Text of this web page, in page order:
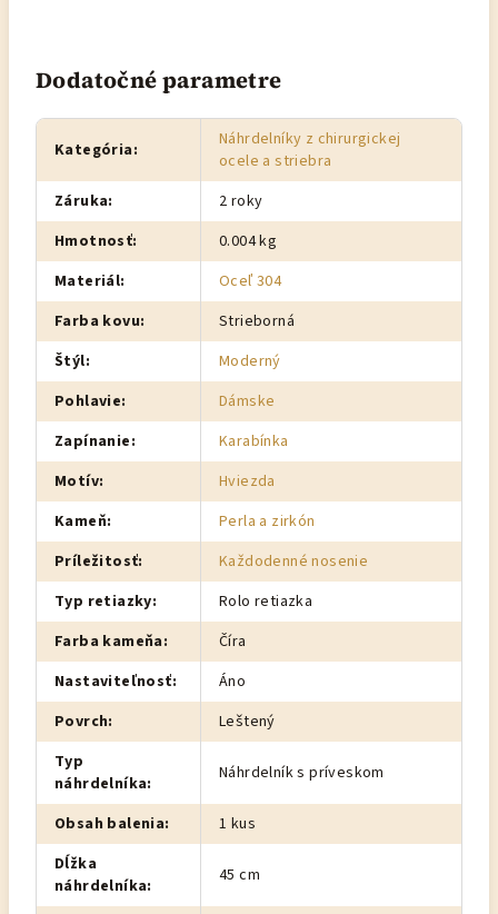
Dodatočné parametre
Kategória:
Náhrdelníky z chirurgickej
ocele a striebra
Záruka:
2 roky
Hmotnosť:
0.004 kg
Materiál:
Oceľ 304
Farba kovu:
Strieborná
Štýl:
Moderný
Pohlavie:
Dámske
Zapínanie:
Karabínka
Motív:
Hviezda
Kameň:
Perla a zirkón
Príležitosť:
Každodenné nosenie
Typ retiazky:
Rolo retiazka
Farba kameňa:
Číra
Nastaviteľnosť:
Áno
Povrch:
Leštený
Typ
náhrdelníka: Náhrdelník s príveskom
Obsah balenia:
1 kus
Dĺžka
náhrdelníka: 45 cm